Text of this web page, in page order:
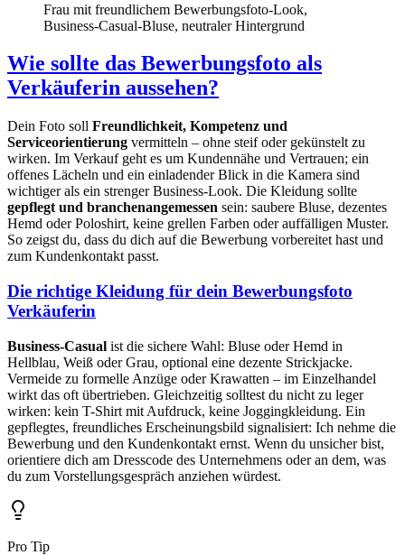
Frau mit freundlichem Bewerbungsfoto-Look,
Business-Casual-Bluse, neutraler Hintergrund
Wie sollte das Bewerbungsfoto als
Verkäuferin aussehen?
Dein Foto soll Freundlichkeit, Kompetenz und
Serviceorientierung vermitteln – ohne steif oder gekünstelt zu
wirken. Im Verkauf geht es um Kundennähe und Vertrauen; ein
offenes Lächeln und ein einladender Blick in die Kamera sind
wichtiger als ein strenger Business-Look. Die Kleidung sollte
gepflegt und branchenangemessen sein: saubere Bluse, dezentes
Hemd oder Poloshirt, keine grellen Farben oder auffälligen Muster.
So zeigst du, dass du dich auf die Bewerbung vorbereitet hast und
zum Kundenkontakt passt.
Die richtige Kleidung für dein Bewerbungsfoto
Verkäuferin
Business-Casual ist die sichere Wahl: Bluse oder Hemd in
Hellblau, Weiß oder Grau, optional eine dezente Strickjacke.
Vermeide zu formelle Anzüge oder Krawatten – im Einzelhandel
wirkt das oft übertrieben. Gleichzeitig solltest du nicht zu leger
wirken: kein T-Shirt mit Aufdruck, keine Joggingkleidung. Ein
gepflegtes, freundliches Erscheinungsbild signalisiert: Ich nehme die
Bewerbung und den Kundenkontakt ernst. Wenn du unsicher bist,
orientiere dich am Dresscode des Unternehmens oder an dem, was
du zum Vorstellungsgespräch anziehen würdest.
Pro Tip